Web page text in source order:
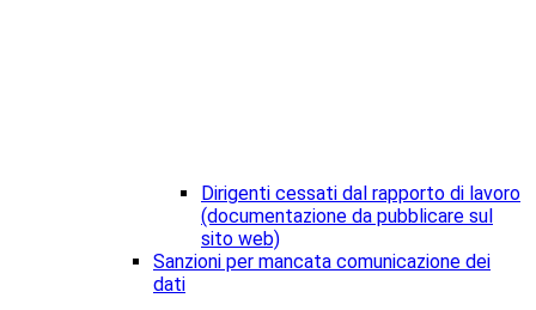
Dirigenti cessati dal rapporto di lavoro
(documentazione da pubblicare sul
sito web)
Sanzioni per mancata comunicazione dei
dati